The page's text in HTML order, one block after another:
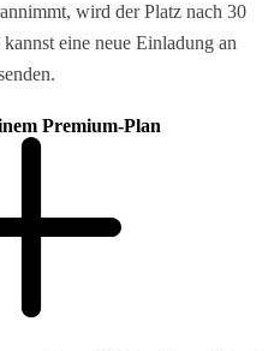
wird der Platz nach 30
eine neue Einladung an
Premium-Plan